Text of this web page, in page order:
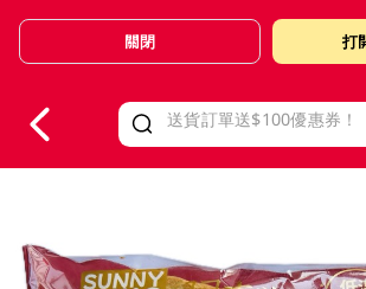
Valid Until 30 June 2026
關閉 打